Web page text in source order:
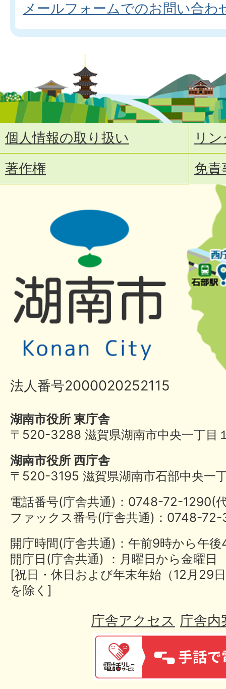
メールフォームでのお問い合わ
個人情報の取り扱い
リ
著作権
免責
法人番号2000020252115
湖南市役所 東庁舎
〒520-3288 滋賀県湖南市中央一丁目
湖南市役所 西庁舎
〒520-3195 滋賀県湖南市石部中央一
電話番号(庁舎共通)：0748-72-
ファックス番号(庁舎共通)：0748-
開庁時間(庁舎共通)：午前9時から午
開庁日(庁舎共通) ：月曜日から金曜日
[祝日・休日および年末年始（12月29
を除く]
庁舎アクセス 庁舎内